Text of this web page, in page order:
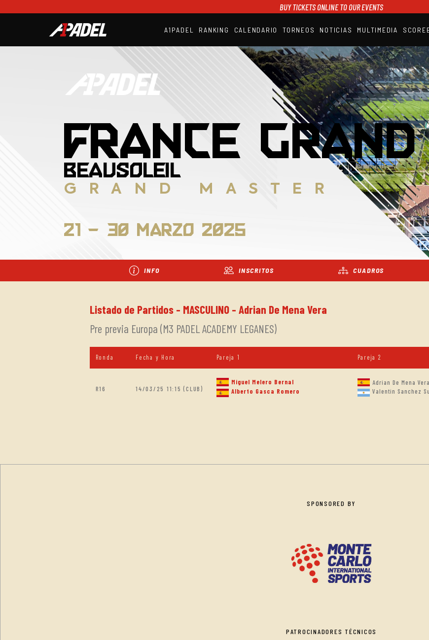
BUY TICKETS ONLINE TO OUR EVENTS
A1PADEL RANKING CALENDARIO TORNEOS NOTICIAS MULTIMEDIA
A1PADEL
RANKING
CALENDARIO
TORNEOS
NOTICIAS
MULTIMEDIA
SCOREBOARD
STREAMING
FRANCE GRAND
BEAUSOLEIL
GRAND MASTER
21 - 30 Marzo 2025
INFO INSCRITOS CUADROS
Listado de Partidos - MASCULINO - Adrian De Mena Vera
Pre previa Europa (M3 PADEL ACADEMY LEGANES)
Ronda Fecha y Hora Pareja 1 Pareja 2
R16 14/03/25 11:15 (CLUB)
Miguel Melero Bernal
Alberto Gasca Romero
Adrian De Mena Vera
Valentin Sanchez
SPONSORED BY
PATROCINADORES TÉCNICOS